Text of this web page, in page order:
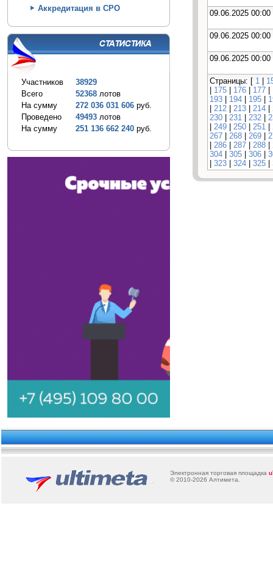
Аккредитация в СРО
Участников
38929
Всего
52368 лотов
На сумму
272 036 031 606 руб.
Проведено
49493 лотов
На сумму
251 136 662 240 руб.
09.06.2025 00:00
09.06.2025 00:00
09.06.2025 00:00
Страницы: [ 1 |
| 175 | 176 | 177 |
193 | 194 | 195 |
| 212 | 213 | 214 |
230 | 231 | 232 |
| 249 | 250 | 251 |
267 | 268 | 269 |
| 286 | 287 | 288 |
304 | 305 | 306 |
| 323 | 324 | 325 |
Электронная торговая площадка u
© 2010-2026 Алтимета